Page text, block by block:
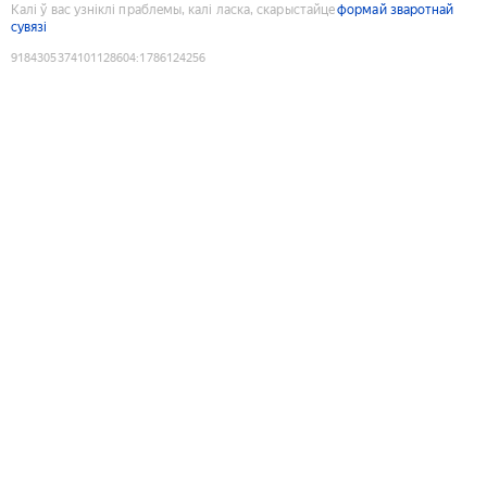
Калі ў вас узніклі праблемы, калі ласка, скарыстайцеформай зваротнай
сувязі
9184305374101128604:1786124256